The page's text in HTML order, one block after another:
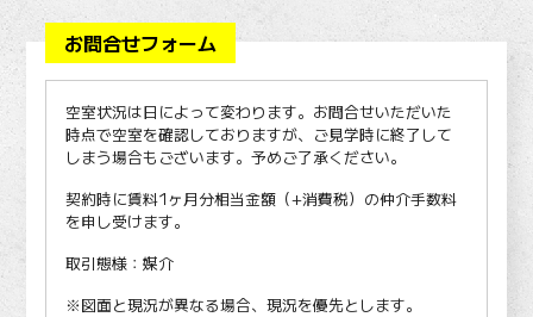
お問合せフォーム
空室状況は日によって変わります。お問合せいただいた
時点で空室を確認しておりますが、ご見学時に終了して
しまう場合もございます。予めご了承ください。
契約時に賃料1ヶ月分相当金額（+消費税）の仲介手数料
を申し受けます。
取引態様：媒介
※図面と現況が異なる場合、現況を優先とします。